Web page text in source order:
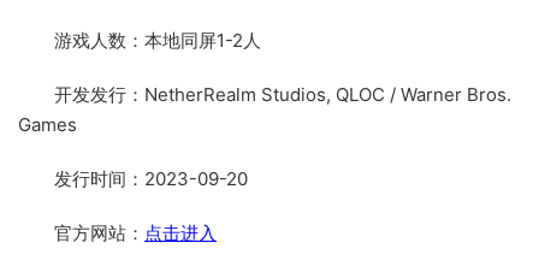
游戏人数：本地同屏1-2人
开发发行：NetherRealm Studios, QLOC / Warner Bros.
Games
发行时间：2023-09-20
官方网站： 点击进入